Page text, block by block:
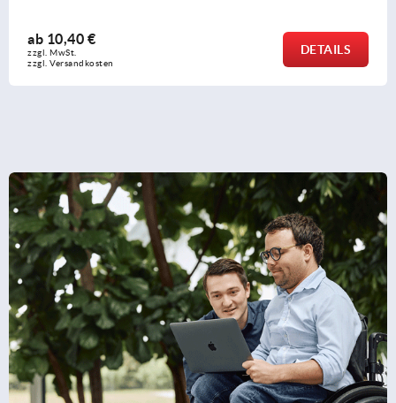
ab
zzgl. Versandkosten